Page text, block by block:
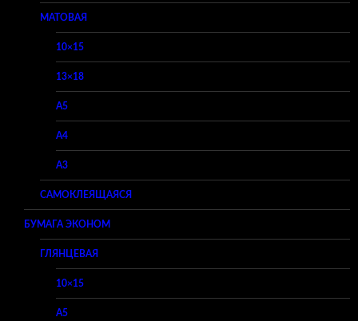
МАТОВАЯ
10×15
13×18
A5
A4
A3
САМОКЛЕЯЩАЯСЯ
БУМАГА ЭКОНОМ
ГЛЯНЦЕВАЯ
10×15
A5